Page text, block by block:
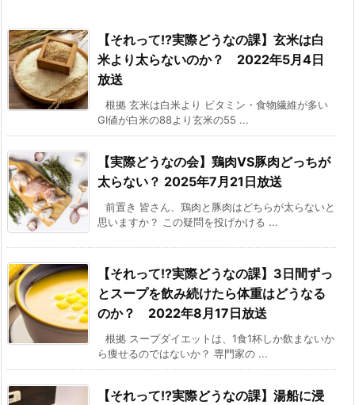
【それって!?実際どうなの課】玄米は白
米より太らないのか？ 2022年5月4日
放送
根拠 玄米は白米より ビタミン・食物繊維が多い
GI値が白米の88より玄米の55 ...
【実際どうなの会】鶏肉VS豚肉どっちが
太らない？ 2025年7月21日放送
前置き 皆さん、鶏肉と豚肉はどちらが太らないと
思いますか？ この疑問を投げかける ...
【それって!?実際どうなの課】3日間ずっ
とスープを飲み続けたら体重はどうなる
のか？ 2022年8月17日放送
根拠 スープダイエットは、1食1杯しか飲まないか
ら痩せるのではないか？ 専門家の ...
【それって!?実際どうなの課】湯船に浸